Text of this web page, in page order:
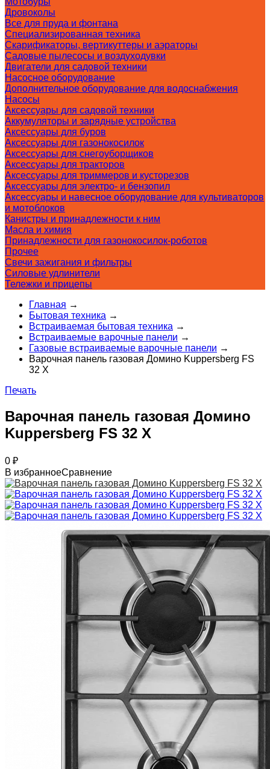
Дровоколы
Все для пруда и фонтана
Специализированная техника
Скарификаторы, вертикуттеры и аэраторы
Садовые пылесосы и воздуходувки
Двигатели для садовой техники
Насосное оборудование
Дополнительное оборудование для водоснабжения
Насосы
Аксессуары для садовой техники
Аккумуляторы и зарядные устройства
Аксессуары для буров
Аксессуары для газонокосилок
Аксессуары для снегоуборщиков
Аксессуары для тракторов
Аксессуары для триммеров и кусторезов
Аксессуары для электро- и бензопил
Аксессуары и навесное оборудование для культиваторов
и мотоблоков
Канистры и принадлежности к ним
Масла и химия
Принадлежности для газонокосилок-роботов
Прочее
Свечи зажигания и фильтры
Силовые удлинители
Тележки и прицепы
Главная →
Бытовая техника →
Встраиваемая бытовая техника →
Встраиваемые варочные панели →
Газовые встраиваемые варочные панели →
Варочная панель газовая Домино Kuppersberg FS
32 X
Печать
Варочная панель газовая Домино
Kuppersberg FS 32 X
0 ₽
В избранноеСравнение